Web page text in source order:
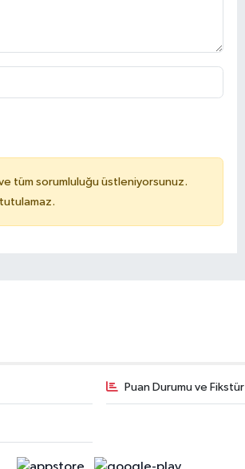
tüm sorumluluğu üstleniyorsunuz.
Puan Durumu ve Fikstür